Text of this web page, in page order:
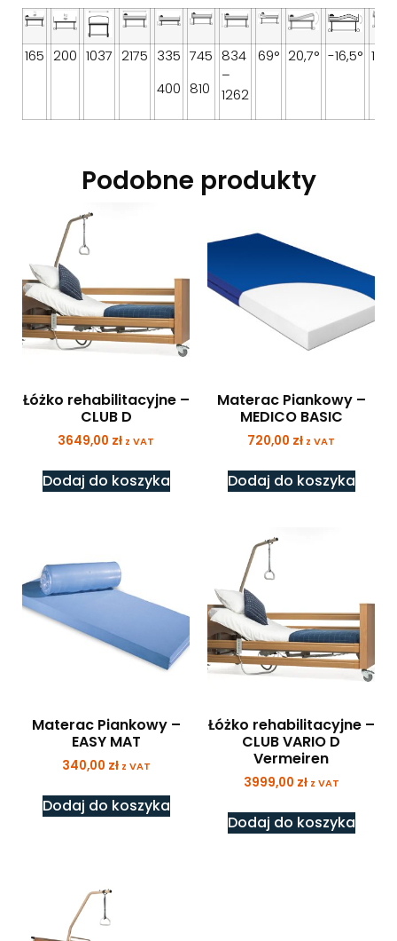
165 200 1037 2175 335
400
745
810
834
–
1262
69° 20,7° -16,5°
Podobne produkty
Łóżko rehabilitacyjne –
CLUB D
3649,00 zł z VAT
Dodaj do koszyka
Materac Piankowy –
MEDICO BASIC
720,00 zł z VAT
Dodaj do koszyka
Materac Piankowy –
EASY MAT
340,00 zł z VAT
Dodaj do koszyka
Łóżko rehabilitacyjne –
CLUB VARIO D
Vermeiren
3999,00 zł z VAT
Dodaj do koszyka